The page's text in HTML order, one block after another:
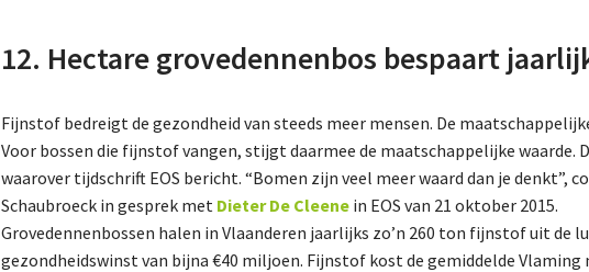
12. Hectare grovedennenbos bespaart
Fijnstof bedreigt de gezondheid van steeds meer mensen. De
Voor bossen die fijnstof vangen, stijgt daarmee de maatschappelijke waarde.
waarover tijdschrift EOS bericht. “Bomen zijn veel meer waard dan je denkt”,
Schaubroeck in gesprek met Dieter De Cleene in EOS van 21 oktober 2015.
Grovedennenbossen halen in Vlaanderen jaarlijks zo’n 260 ton fijnstof uit de
gezondheidswinst van bijna €40 miljoen. Fijnstof kost de gemiddelde Vlaming